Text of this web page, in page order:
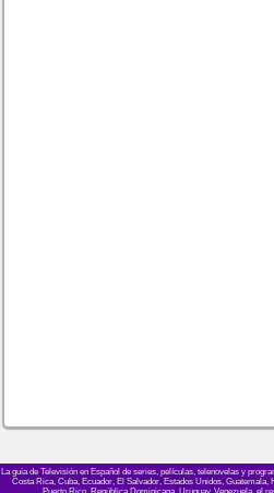
La guía de Televisión en Español de series, películas, telenovelas y
Costa Rica, Cuba, Ecuador, El Salvador, Estados Unidos, Guatemala,
Puerto Rico, República Dominicana, Uruguay, Venezuela, el